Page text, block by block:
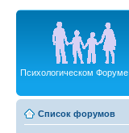
Психологическом Форуме
Список форумов